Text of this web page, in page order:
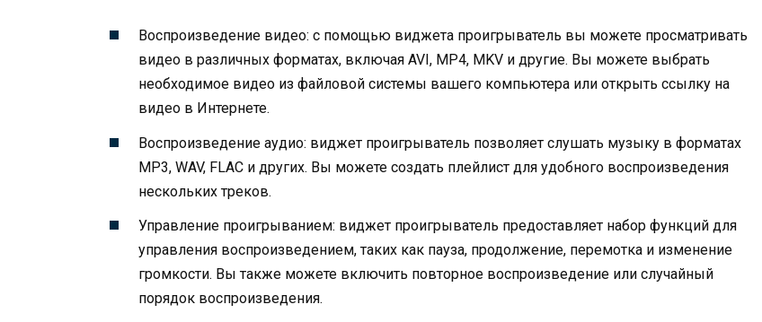
Воспроизведение видео: с помощью виджета проигрыватель вы можете просматривать
видео в различных форматах, включая AVI, MP4, MKV и другие. Вы можете выбрать
необходимое видео из файловой системы вашего компьютера или открыть ссылку на
видео в Интернете.
Воспроизведение аудио: виджет проигрыватель позволяет слушать музыку в форматах
MP3, WAV, FLAC и других. Вы можете создать плейлист для удобного воспроизведения
нескольких треков.
Управление проигрыванием: виджет проигрыватель предоставляет набор функций для
управления воспроизведением, таких как пауза, продолжение, перемотка и изменение
громкости. Вы также можете включить повторное воспроизведение или случайный
порядок воспроизведения.